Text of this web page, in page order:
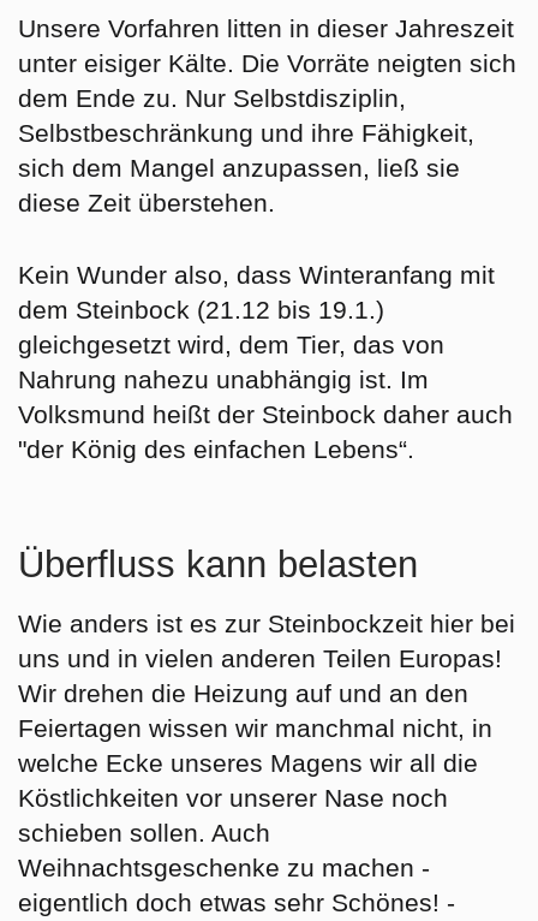
Unsere Vorfahren litten in dieser Jahreszeit
unter eisiger Kälte. Die Vorräte neigten sich
dem Ende zu. Nur Selbstdisziplin,
Selbstbeschränkung und ihre Fähigkeit,
sich dem Mangel anzupassen, ließ sie
diese Zeit überstehen.
Kein Wunder also, dass Winteranfang mit
dem Steinbock (21.12 bis 19.1.)
gleichgesetzt wird, dem Tier, das von
Nahrung nahezu unabhängig ist. Im
Volksmund heißt der Steinbock daher auch
"der König des einfachen Lebens“.
Überfluss kann belasten
Wie anders ist es zur Steinbockzeit hier bei
uns und in vielen anderen Teilen Europas!
Wir drehen die Heizung auf und an den
Feiertagen wissen wir manchmal nicht, in
welche Ecke unseres Magens wir all die
Köstlichkeiten vor unserer Nase noch
schieben sollen. Auch
Weihnachtsgeschenke zu machen -
eigentlich doch etwas sehr Schönes! -